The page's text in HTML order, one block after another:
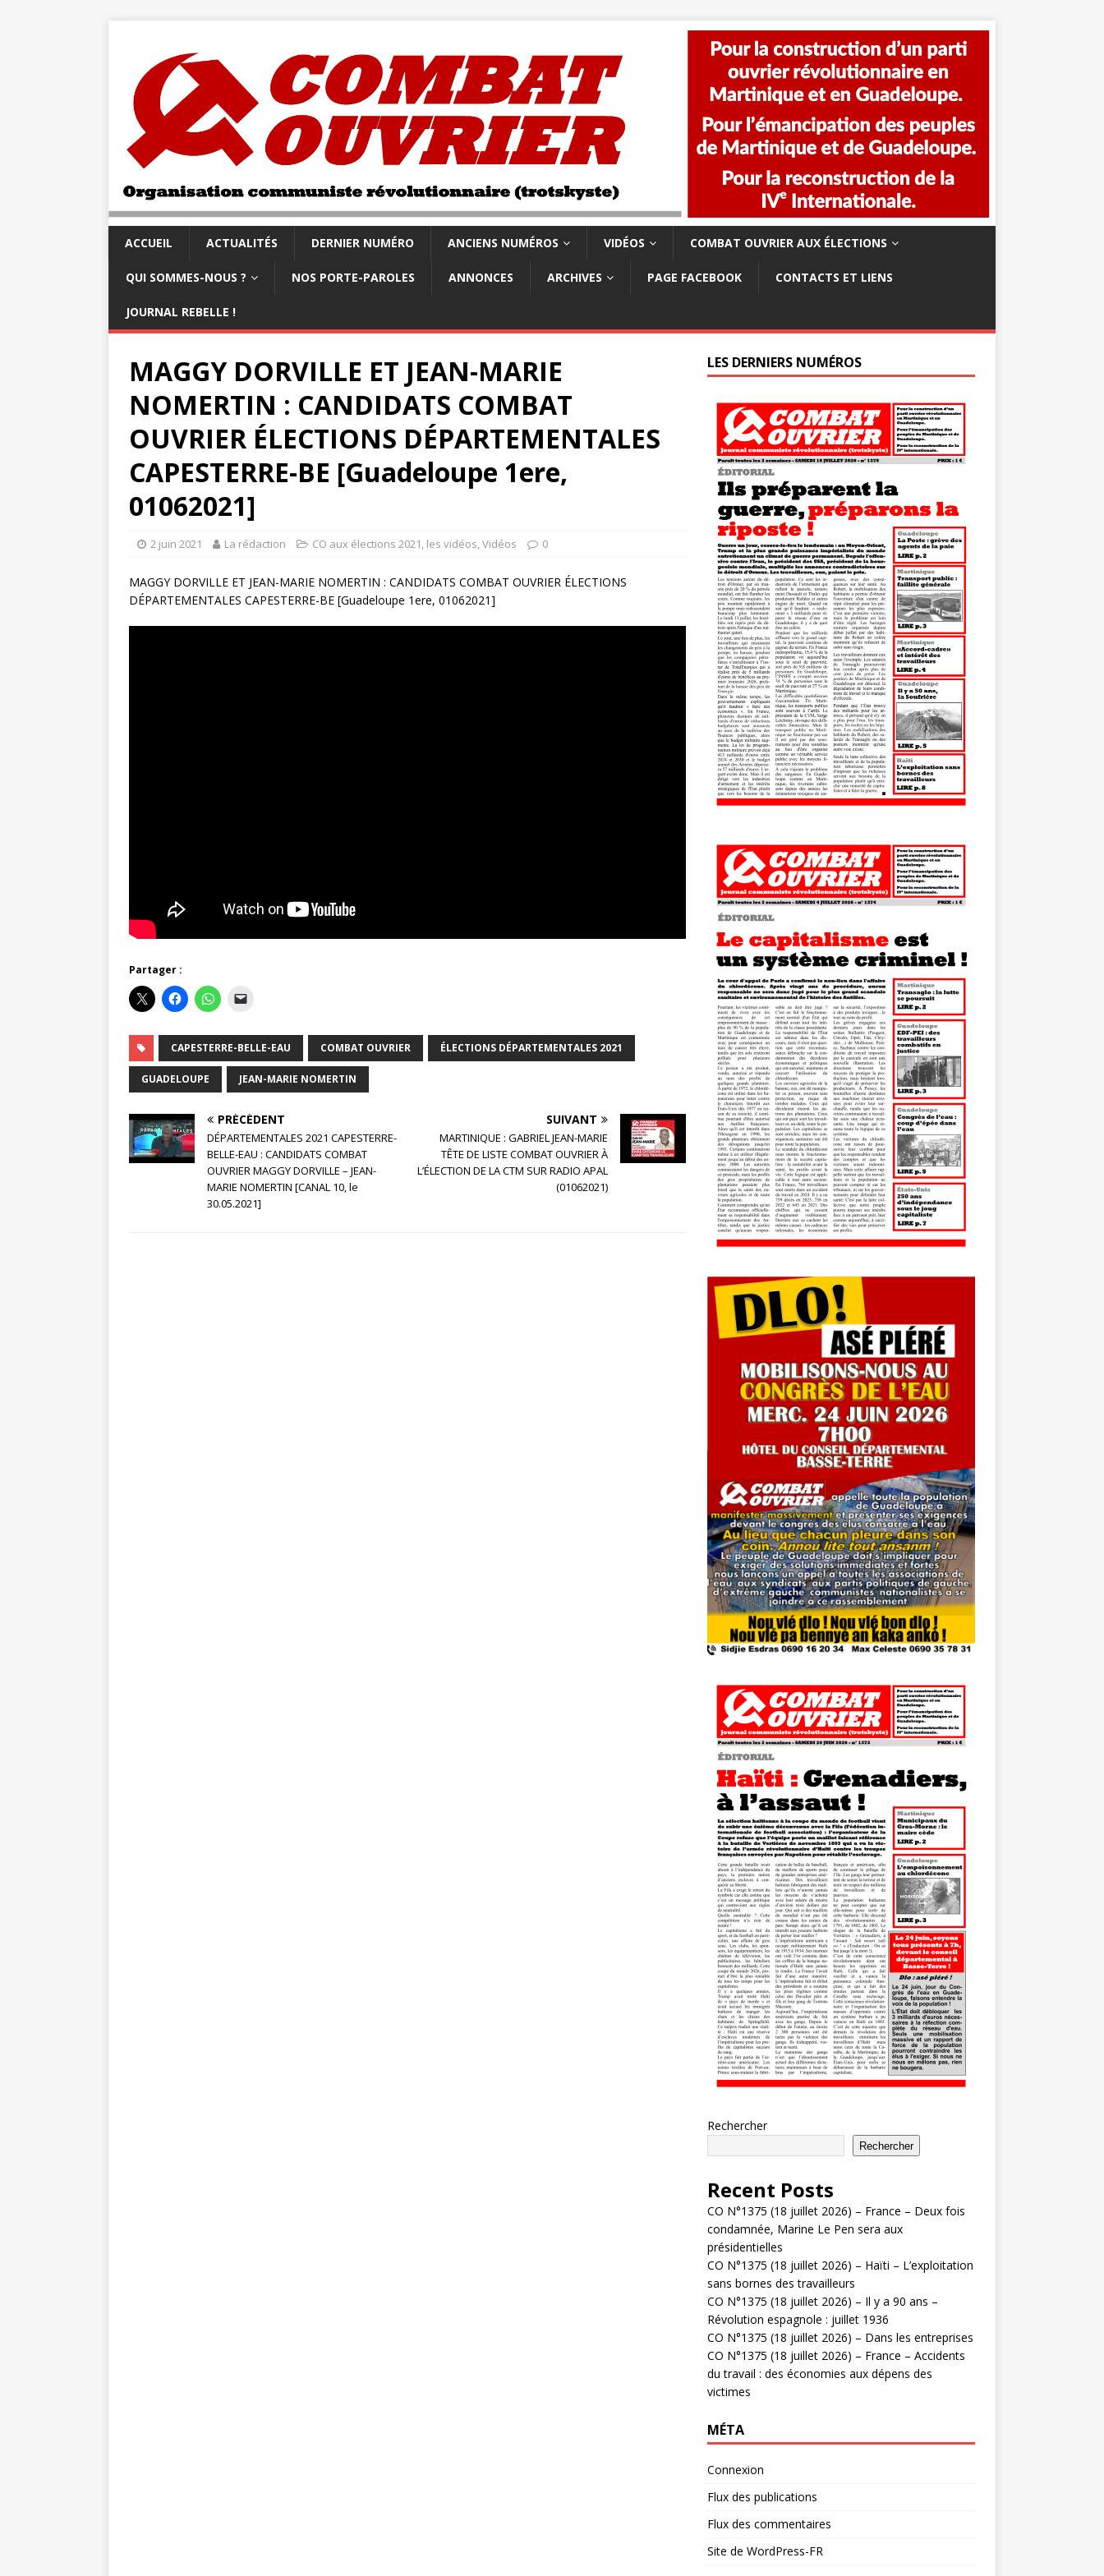
ACCUEIL ACTUALITÉS DERNIER NUMÉRO ANCIENS NUMÉROS VIDÉOS COMBAT OUVRIER AUX ÉLECTIONS
QUI SOMMES-NOUS ? NOS PORTE-PAROLES ANNONCES ARCHIVES PAGE FACEBOOK CONTACTS ET LIENS
JOURNAL REBELLE !
MAGGY DORVILLE ET JEAN-MARIE
NOMERTIN : CANDIDATS COMBAT
OUVRIER ÉLECTIONS DÉPARTEMENTALES
CAPESTERRE-BE [Guadeloupe 1ere,
01062021]
2 juin 2021 La rédaction CO aux élections 2021, les vidéos,Vidéos 0
MAGGY DORVILLE ET JEAN-MARIE NOMERTIN : CANDIDATS COMBAT OUVRIER ÉLECTIONS
DÉPARTEMENTALES CAPESTERRE-BE [Guadeloupe 1ere, 01062021]
Partager :
CAPESTERRE-BELLE-EAU COMBAT OUVRIER ÉLECTIONS DÉPARTEMENTALES 2021
GUADELOUPE JEAN-MARIE NOMERTIN
PRÉCÉDENT
DÉPARTEMENTALES 2021 CAPESTERRE-
BELLE-EAU : CANDIDATS COMBAT
OUVRIER MAGGY DORVILLE – JEAN-
MARIE NOMERTIN [CANAL 10, le
30.05.2021]
SUIVANT
MARTINIQUE : GABRIEL JEAN-MARIE
TÊTE DE LISTE COMBAT OUVRIER À
L’ÉLECTION DE LA CTM SUR RADIO APAL
(01062021)
LES DERNIERS NUMÉROS
Rechercher
Rechercher
Recent Posts
CO N°1375 (18 juillet 2026) – France – Deux fois
condamnée, Marine Le Pen sera aux
présidentielles
CO N°1375 (18 juillet 2026) – Haïti – L’exploitation
sans bornes des travailleurs
CO N°1375 (18 juillet 2026) – Il y a 90 ans –
Révolution espagnole : juillet 1936
CO N°1375 (18 juillet 2026) – Dans les entreprises
CO N°1375 (18 juillet 2026) – France – Accidents
du travail : des économies aux dépens des
victimes
MÉTA
Connexion
Flux des publications
Flux des commentaires
Site de WordPress-FR